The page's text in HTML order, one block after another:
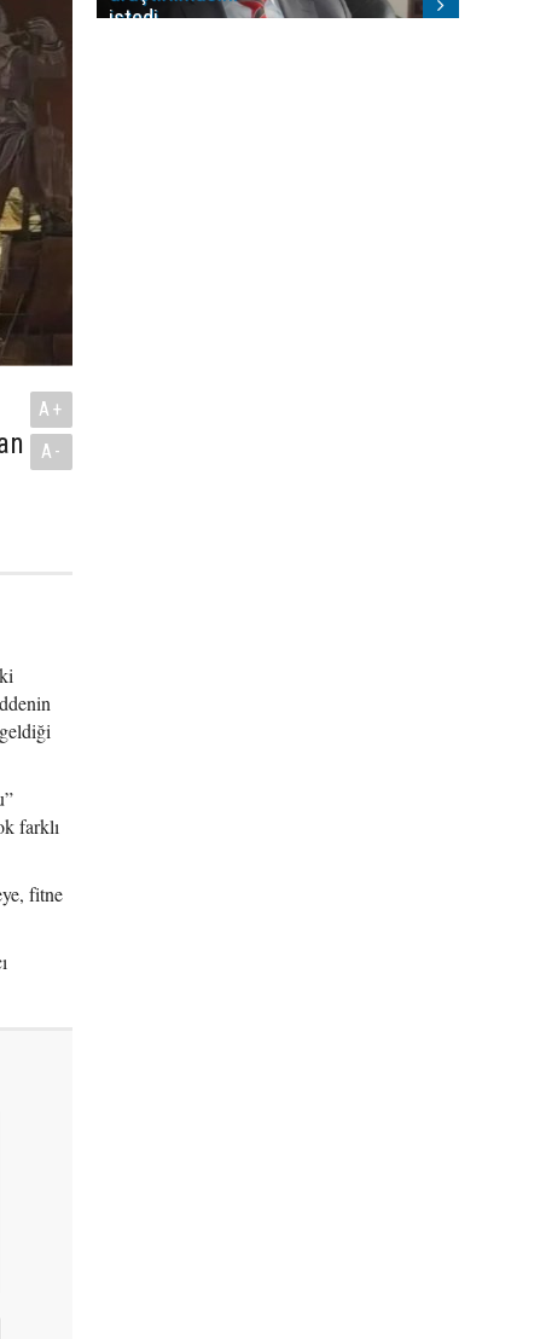
A+
A-
farklı
fitne
istedi